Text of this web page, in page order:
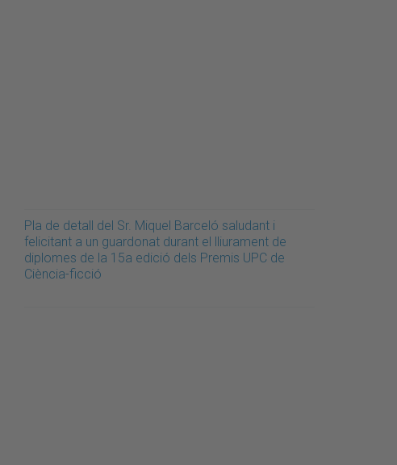
Pla de detall del Sr. Miquel Barceló saludant i
felicitant a un guardonat durant el lliurament de
diplomes de la 15a edició dels Premis UPC de
Ciència-ficció